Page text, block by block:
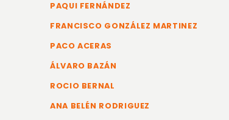
PAQUI FERNÁNDEZ
FRANCISCO GONZÁLEZ MARTINEZ
PACO ACERAS
ÁLVARO BAZÁN
ROCIO BERNAL
ANA BELÉN RODRIGUEZ